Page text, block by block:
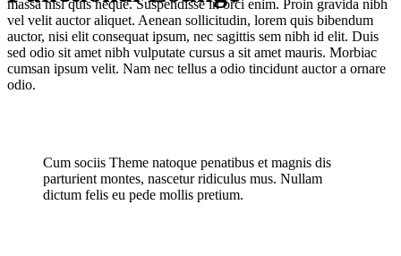
massa nisl quis neque. Suspendisse in orci enim. Proin gravida nibh
vel velit auctor aliquet. Aenean sollicitudin, lorem quis bibendum
auctor, nisi elit consequat ipsum, nec sagittis sem nibh id elit. Duis
sed odio sit amet nibh vulputate cursus a sit amet mauris. Morbiac
cumsan ipsum velit. Nam nec tellus a odio tincidunt auctor a ornare
odio.
Cum sociis Theme natoque penatibus et magnis dis
parturient montes, nascetur ridiculus mus. Nullam
dictum felis eu pede mollis pretium.